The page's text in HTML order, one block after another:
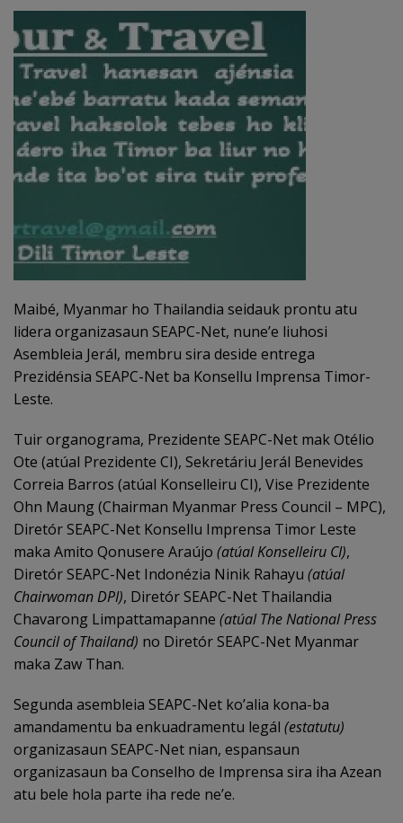
Maibé, Myanmar ho Thailandia seidauk prontu atu
lidera organizasaun SEAPC-Net, nune’e liuhosi
Asembleia Jerál, membru sira deside entrega
Prezidénsia SEAPC-Net ba Konsellu Imprensa Timor-
Leste.
Tuir organograma, Prezidente SEAPC-Net mak Otélio
Ote (atúal Prezidente CI), Sekretáriu Jerál Benevides
Correia Barros (atúal Konselleiru CI), Vise Prezidente
Ohn Maung (Chairman Myanmar Press Council – MPC),
Diretór SEAPC-Net Konsellu Imprensa Timor Leste
maka Amito Qonusere Araújo (atúal Konselleiru CI),
Diretór SEAPC-Net Indonézia Ninik Rahayu (atúal
Chairwoman DPI), Diretór SEAPC-Net Thailandia
Chavarong Limpattamapanne (atúal The National Press
Council of Thailand) no Diretór SEAPC-Net Myanmar
maka Zaw Than.
Segunda asembleia SEAPC-Net ko’alia kona-ba
amandamentu ba enkuadramentu legál (estatutu)
organizasaun SEAPC-Net nian, espansaun
organizasaun ba Conselho de Imprensa sira iha Azean
atu bele hola parte iha rede ne’e.